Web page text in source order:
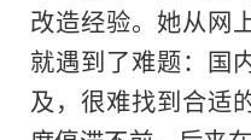
改造经验。她从网
就遇到了难题：国
及，很难找到合适